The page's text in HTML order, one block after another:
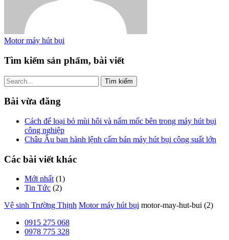
Motor máy hút bụi
Tìm kiếm sản phẩm, bài viết
Tìm
kiếm
cho:
Bài vừa đăng
Cách để loại bỏ mùi hôi và nấm mốc bên trong máy hút bụi
công nghiệp
Châu Âu ban hành lệnh cấm bán máy hút bụi công suất lớn
Các bài viết khác
Mới nhất(1)
Tin Tức (2)
Vệ sinh Trường Thịnh Motor máy hút bụi motor-may-hut-bui (2)
0915 275 068
0978 775 328